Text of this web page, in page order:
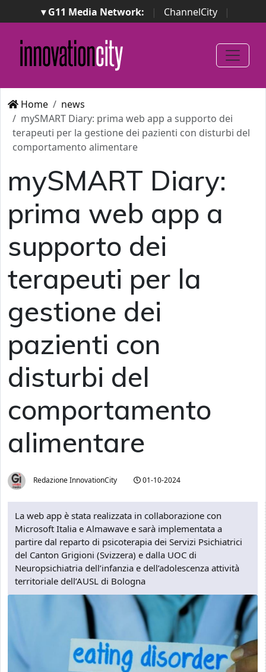
▾ G11 Media Network: | ChannelCity
|
ImpresaCity | SecurityOpenLab | Italian Channel
Awards
Italian Project Awards
Italian Security
Awards
Home
news
mySMART Diary: prima web app a supporto dei
terapeuti per la gestione dei pazienti con disturbi del
comportamento alimentare
mySMART Diary:
prima web app a
supporto dei
terapeuti per la
gestione dei
pazienti con
disturbi del
comportamento
alimentare
Redazione InnovationCity 01-10-2024
La web app è stata realizzata in collaborazione con
Microsoft Italia e Almawave e sarà implementata a
partire dal reparto di psicoterapia dei Servizi Psichiatrici
del Canton Grigioni (Svizzera) e dalla UOC di
Neuropsichiatria dell’infanzia e dell’adolescenza attività
territoriale dell’AUSL di Bologna